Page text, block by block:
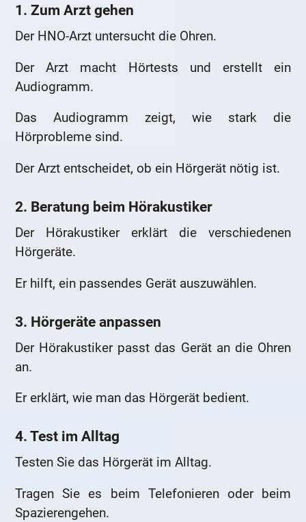
1. Zum Arzt gehen
Der HNO-Arzt untersucht die Ohren.
Der Arzt macht Hörtests und erstellt ein
Audiogramm.
Das Audiogramm zeigt, wie stark die
Hörprobleme sind.
Der Arzt entscheidet, ob ein Hörgerät nötig ist.
2. Beratung beim Hörakustiker
Der Hörakustiker erklärt die verschiedenen
Hörgeräte.
Er hilft, ein passendes Gerät auszuwählen.
3. Hörgeräte anpassen
Der Hörakustiker passt das Gerät an die Ohren
an.
Er erklärt, wie man das Hörgerät bedient.
4. Test im Alltag
Testen Sie das Hörgerät im Alltag.
Tragen Sie es beim Telefonieren oder beim
Spazierengehen.